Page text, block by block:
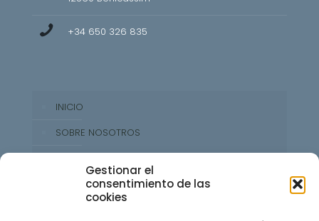
Gestionar el
consentimiento de las
cookies
+34 650 326 835
INICIO
SOBRE NOSOTROS
RESERVAR MESA